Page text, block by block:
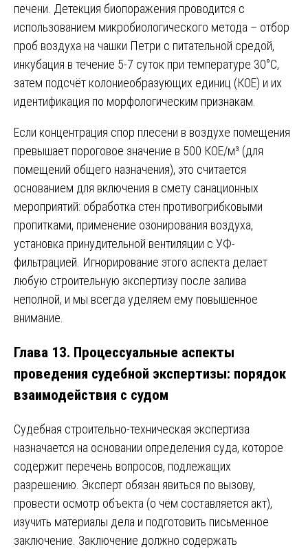
печени. Детекция биопоражения проводится с
использованием микробиологического метода – отбор
проб воздуха на чашки Петри с питательной средой,
инкубация в течение 5-7 суток при температуре 30°C,
затем подсчёт колониеобразующих единиц (КОЕ) и их
идентификация по морфологическим признакам.
Если концентрация спор плесени в воздухе помещения
превышает пороговое значение в 500 КОЕ/м³ (для
помещений общего назначения), это считается
основанием для включения в смету санационных
мероприятий: обработка стен противогрибковыми
пропитками, применение озонирования воздуха,
установка принудительной вентиляции с УФ-
фильтрацией. Игнорирование этого аспекта делает
любую строительную экспертизу после залива
неполной, и мы всегда уделяем ему повышенное
внимание.
Глава 13. Процессуальные аспекты
проведения судебной экспертизы: порядок
взаимодействия с судом
Судебная строительно-техническая экспертиза
назначается на основании определения суда, которое
содержит перечень вопросов, подлежащих
разрешению. Эксперт обязан явиться по вызову,
провести осмотр объекта (о чём составляется акт),
изучить материалы дела и подготовить письменное
заключение. Заключение должно содержать